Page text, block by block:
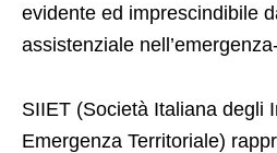
evidente ed imprescindibile
assistenziale
SIIET (Società Italiana degli
Emergenza Territoriale)